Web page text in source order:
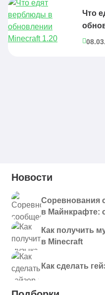
Что
Новости
Соревнования
в Майнкрафте:
Как получить
в Minecraft
Как сделать